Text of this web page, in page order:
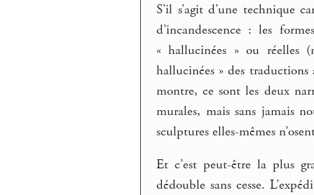
S’il s’agit d’une technique
d’incandescence : les
« hallucinées » ou réelles
hallucinées » des
montre, ce sont les deux
murales, mais sans jamais
sculptures elles-mêmes
Et c’est peut-être la plus
dédouble sans cesse.